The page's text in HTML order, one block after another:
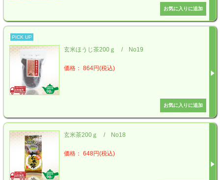
PICK UP
玄米ほうじ茶200ｇ / No19
価格： 864円(税込)
玄米茶200ｇ / No18
価格： 648円(税込)